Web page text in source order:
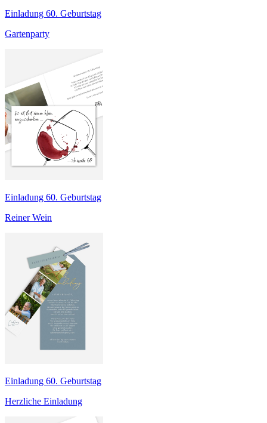
Einladung 60. Geburtstag
Gartenparty
Einladung 60. Geburtstag
Reiner Wein
Einladung 60. Geburtstag
Herzliche Einladung